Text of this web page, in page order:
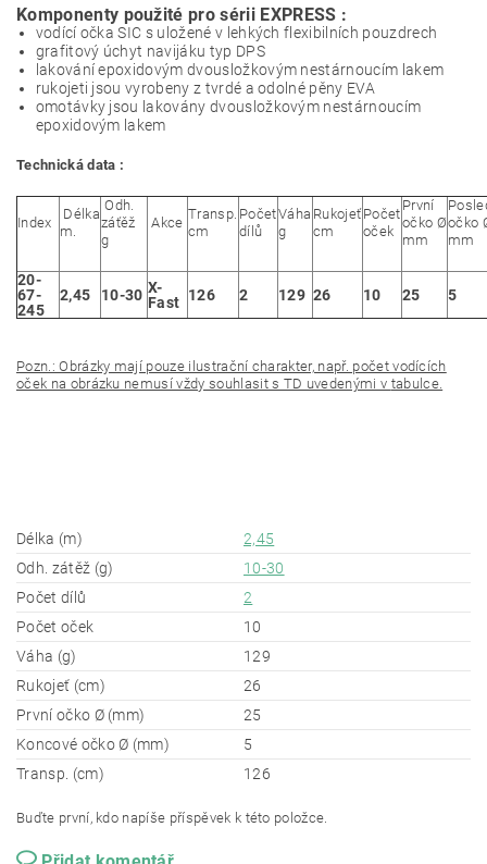
Komponenty použité pro sérii EXPRESS :
vodící očka SIC s uložené v lehkých flexibilních pouzdrech
grafitový úchyt navijáku typ DPS
lakování epoxidovým dvousložkovým nestárnoucím lakem
rukojeti jsou vyrobeny z tvrdé a odolné pěny EVA
omotávky jsou lakovány dvousložkovým nestárnoucím
epoxidovým lakem
Technická data :
Index
Délka
m.
Odh.
záťěž
g
Akce
Transp.
cm
Počet
dílů
Váha
g
Rukojeť
cm
Počet
oček
První
očko Ø
mm
očko
mm
20-
67-
245
2,45 10-30 X-
Fast 126 2 129 26 10 25 5
Pozn.: Obrázky mají pouze ilustrační charakter, např. počet vodících
oček na obrázku nemusí vždy souhlasit s TD uvedenými v tabulce.
Délka (m)
2,45
Odh. zátěž (g)
10-30
Počet dílů
2
Počet oček
10
Váha (g)
129
Rukojeť (cm)
26
První očko Ø (mm)
25
Koncové očko Ø (mm)
5
Transp. (cm)
126
Buďte první, kdo napíše příspěvek k této položce.